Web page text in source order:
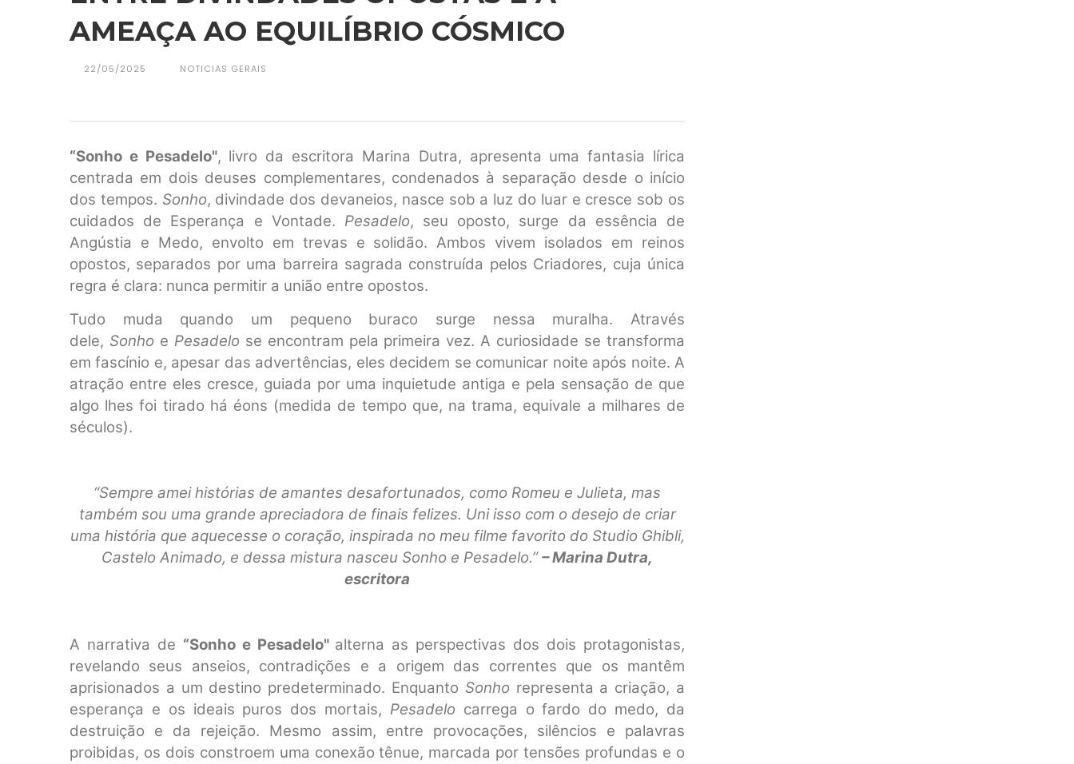
AMEAÇA AO EQUILÍBRIO CÓSMICO
22/05/2025 NOTICIAS GERAIS
“Sonho e Pesadelo", livro da escritora Marina Dutra, apresenta uma fantasia lírica
centrada em dois deuses complementares, condenados à separação desde o início
dos tempos. Sonho, divindade dos devaneios, nasce sob a luz do luar e cresce sob os
cuidados de Esperança e Vontade. Pesadelo, seu oposto, surge da essência de
Angústia e Medo, envolto em trevas e solidão. Ambos vivem isolados em reinos
opostos, separados por uma barreira sagrada construída pelos Criadores, cuja única
regra é clara: nunca permitir a união entre opostos.
Tudo muda quando um pequeno buraco surge nessa muralha. Através
dele, Sonho e Pesadelo se encontram pela primeira vez. A curiosidade se transforma
em fascínio e, apesar das advertências, eles decidem se comunicar noite após noite. A
atração entre eles cresce, guiada por uma inquietude antiga e pela sensação de que
algo lhes foi tirado há éons (medida de tempo que, na trama, equivale a milhares de
séculos).
“Sempre amei histórias de amantes desafortunados, como Romeu e Julieta, mas
também sou uma grande apreciadora de finais felizes. Uni isso com o desejo de criar
uma história que aquecesse o coração, inspirada no meu filme favorito do Studio Ghibli,
Castelo Animado, e dessa mistura nasceu Sonho e Pesadelo.”– Marina Dutra,
escritora
A narrativa de “Sonho e Pesadelo" alterna as perspectivas dos dois protagonistas,
revelando seus anseios, contradições e a origem das correntes que os mantêm
aprisionados a um destino predeterminado. Enquanto Sonho representa a criação, a
esperança e os ideais puros dos mortais, Pesadelo carrega o fardo do medo, da
destruição e da rejeição. Mesmo assim, entre provocações, silêncios e palavras
proibidas, os dois constroem uma conexão tênue, marcada por tensões profundas e o